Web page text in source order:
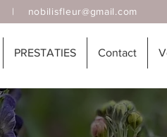
| nobilisfleur@gmail.com
PRESTATIES Contact